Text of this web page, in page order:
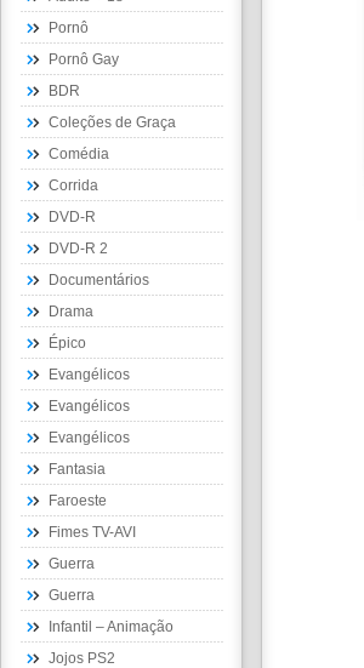
Pornô
Pornô Gay
BDR
Coleções de Graça
Comédia
Corrida
DVD-R
DVD-R 2
Documentários
Drama
Épico
Evangélicos
Evangélicos
Evangélicos
Fantasia
Faroeste
Fimes TV-AVI
Guerra
Guerra
Infantil – Animação
Jojos PS2